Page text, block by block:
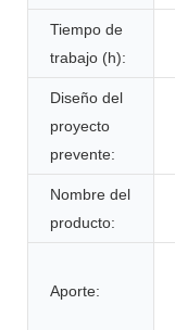
Tiempo de
trabajo (h):
Diseño del
proyecto
prevente:
Nombre del
producto:
Aporte: